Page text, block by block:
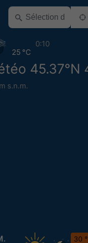
45.37°N
s.n.m.
25 °C
0:10
30